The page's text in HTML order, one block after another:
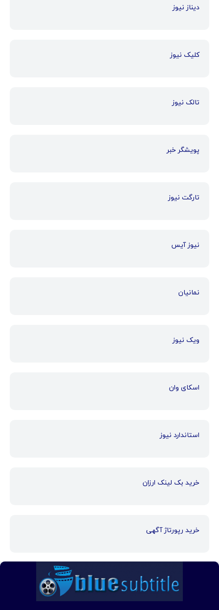
دیناز نیوز
کلیک نیوز
تالک نیوز
پویشگر خبر
تارگت نیوز
نیوز آیس
نمانیان
ویک نیوز
اسکای وان
استاندارد نیوز
خرید بک لینک ارزان
خرید رپورتاژ آگهی